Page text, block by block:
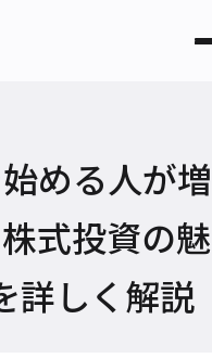
める人が増
式投資の魅
詳しく解説